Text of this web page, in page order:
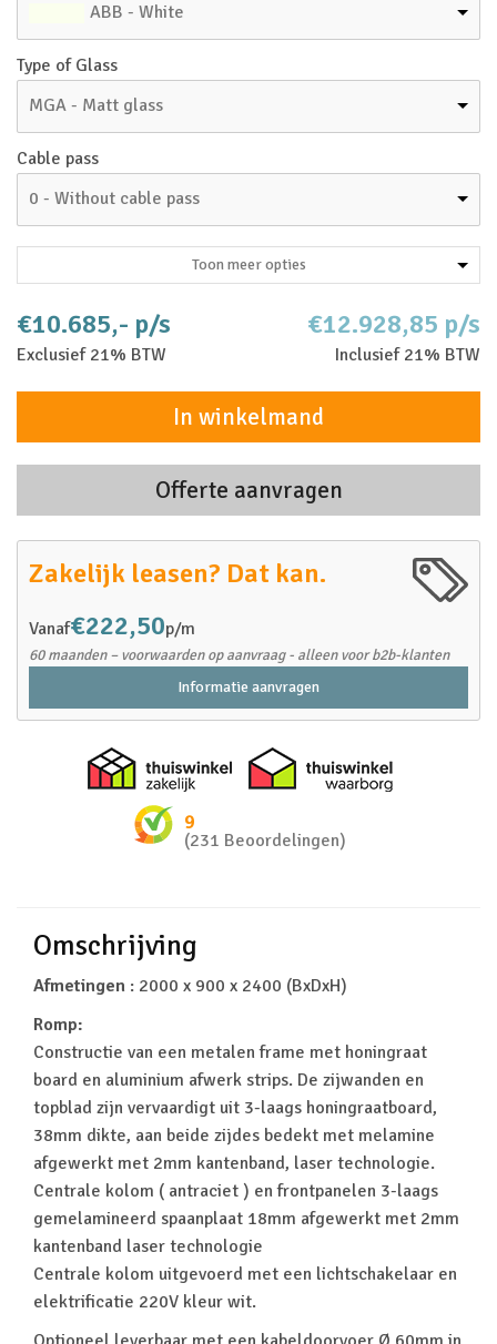
ABB - White
Type of Glass
MGA - Matt glass
Cable pass
0 - Without cable pass
Toon meer opties
€10.685,- p/s
Exclusief 21% BTW
€12.928,85 p/s
Inclusief 21% BTW
In winkelmand
Offerte aanvragen
Zakelijk leasen? Dat kan.
Vanaf€222,50p/m
60 maanden – voorwaarden op aanvraag - alleen voor b2b-klanten
Informatie aanvragen
Thuiswinkel zakelijk
9
(231 Beoordelingen)
Omschrijving
Afmetingen : 2000 x 900 x 2400 (BxDxH)
Romp:
Constructie van een metalen frame met honingraat
board en aluminium afwerk strips. De zijwanden en
topblad zijn vervaardigt uit 3-laags honingraatboard,
38mm dikte, aan beide zijdes bedekt met melamine
afgewerkt met 2mm kantenband, laser technologie.
Centrale kolom ( antraciet ) en frontpanelen 3-laags
gemelamineerd spaanplaat 18mm afgewerkt met 2mm
kantenband laser technologie
Centrale kolom uitgevoerd met een lichtschakelaar en
elektrificatie 220V kleur wit.